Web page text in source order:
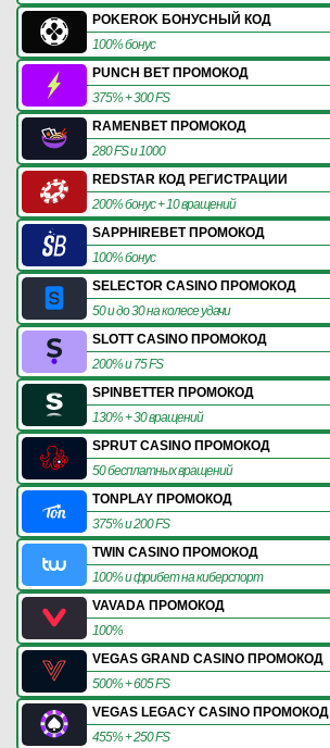
POKEROK БОНУСНЫЙ КОД
100% бонус
PUNCH BET ПРОМОКОД
375% + 300 FS
RAMENBET ПРОМОКОД
280 FS и 1000
REDSTAR КОД РЕГИСТРАЦИИ
200% бонус + 10 вращений
SAPPHIREBET ПРОМОКОД
100% бонус
SELECTOR CASINO ПРОМОКОД
50 и до 30 на колесе удачи
SLOTT CASINO ПРОМОКОД
200% и 75 FS
SPINBETTER ПРОМОКОД
130% + 30 вращений
SPRUT CASINO ПРОМОКОД
50 бесплатных вращений
TONPLAY ПРОМОКОД
375% и 200 FS
TWIN CASINO ПРОМОКОД
100% и фрибет на киберспорт
VAVADA ПРОМОКОД
100%
VEGAS GRAND CASINO ПРОМОКОД
500% + 605 FS
VEGAS LEGACY CASINO ПРОМОКОД
455% + 250 FS